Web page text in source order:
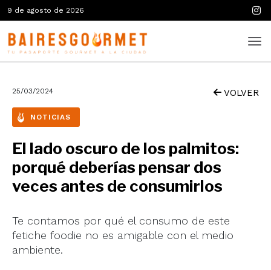
9 de agosto de 2026
25/03/2024 VOLVER
NOTICIAS
El lado oscuro de los palmitos:
porqué deberías pensar dos
veces antes de consumirlos
Te contamos por qué el consumo de este
fetiche foodie no es amigable con el medio
ambiente.